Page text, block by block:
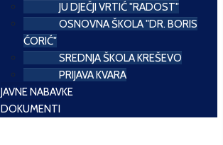
JU DJEČJI VRTIĆ "RADOST"
OSNOVNA ŠKOLA "DR. BORIS
ĆORIĆ"
SREDNJA ŠKOLA KREŠEVO
PRIJAVA KVARA
JAVNE NABAVKE
DOKUMENTI